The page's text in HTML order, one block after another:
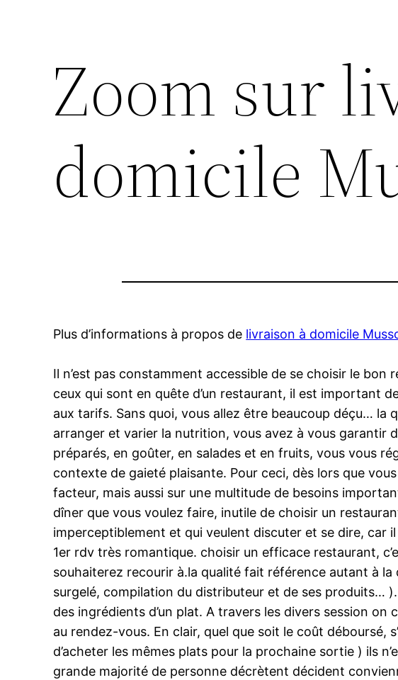
Zoom sur
domicile
Plus d’informations à propos de livraison à domicile
Il n’est pas constamment accessible de se choisir le
ceux qui sont en quête d’un restaurant, il est important
aux tarifs. Sans quoi, vous allez être beaucoup déçu…
arranger et varier la nutrition, vous avez à vous garantir
préparés, en goûter, en salades et en fruits, vous vous
contexte de gaieté plaisante. Pour ceci, dès lors que
facteur, mais aussi sur une multitude de besoins
dîner que vous voulez faire, inutile de choisir un
imperceptiblement et qui veulent discuter et se dire, car
1er rdv très romantique. choisir un efficace restaurant,
souhaiterez recourir à.la qualité fait référence autant à la
surgelé, compilation du distributeur et de ses produits…
des ingrédients d’un plat. A travers les divers session
au rendez-vous. En clair, quel que soit le coût déboursé,
d’acheter les mêmes plats pour la prochaine sortie ) ils
grande majorité de personne décrètent décident